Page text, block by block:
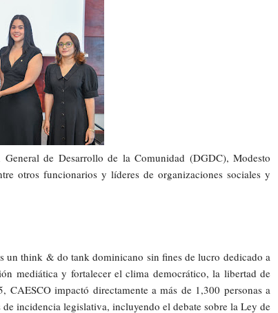
de Desarrollo de la Comunidad (DGDC), Modesto
otros funcionarios y líderes de organizaciones sociales y
un think & do tank dominicano sin fines de lucro dedicado a
mediática y fortalecer el clima democrático, la libertad de
impactó directamente a más de 1,300 personas a
incidencia legislativa, incluyendo el debate sobre la Ley de